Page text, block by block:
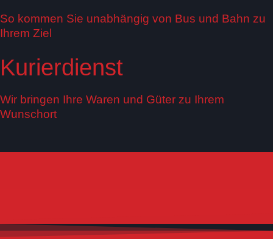
So kommen Sie unabhängig von Bus und Bahn zu
Ihrem Ziel
Kurierdienst
Wir bringen Ihre Waren und Güter zu Ihrem
Wunschort